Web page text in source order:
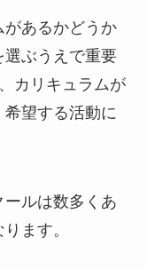
があるかどうか
選ぶうえで重要
カリキュラムが
望する活動に
ルは数多くあ
ます。